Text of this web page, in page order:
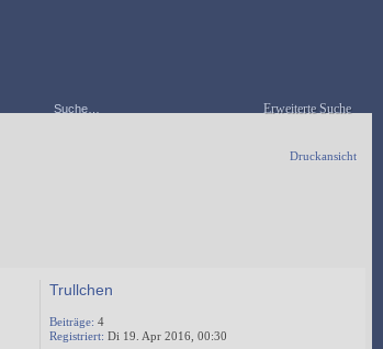
Erweiterte Suche
Druckansicht
Trullchen
Beiträge: 4
Registriert: Di 19. Apr 2016, 00:30